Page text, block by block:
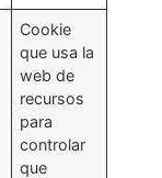
Cookie
que usa la
web de
recursos
para
controlar
que